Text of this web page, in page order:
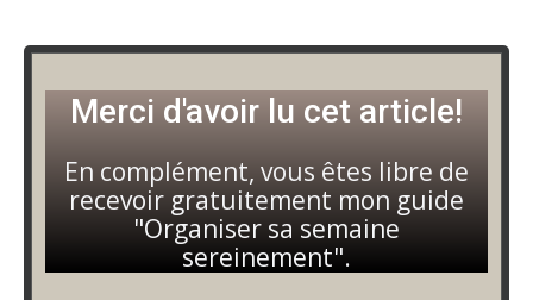
Merci d'avoir lu cet article!
En complément, vous êtes libre de
recevoir gratuitement mon guide
"Organiser sa semaine
sereinement".